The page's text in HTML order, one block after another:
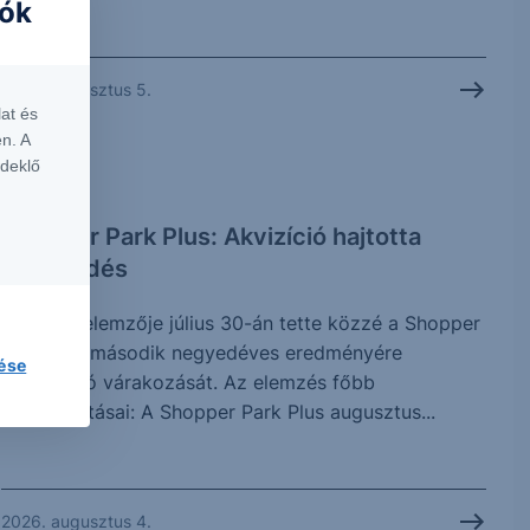
2026. augusztus 5.
Shopper Park Plus: Akvizíció hajtotta
növekedés
Az Erste elemzője július 30-án tette közzé a Shopper
Park Plus második negyedéves eredményére
vonatkozó várakozását. Az elemzés főbb
megállapításai: A Shopper Park Plus augusztus...
2026. augusztus 4.
és
A